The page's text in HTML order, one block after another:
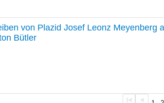
von Plazid Josef Leonz Meyenberg
Bütler